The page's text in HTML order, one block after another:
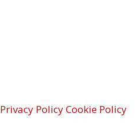
Privacy PolicyCookie Policy